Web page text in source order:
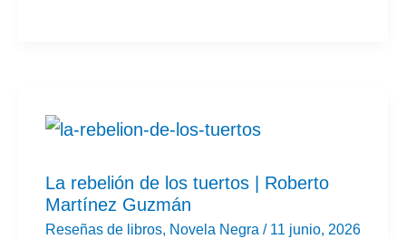
La rebelión de los tuertos | Roberto
Martínez Guzmán
Reseñas de libros, Novela Negra / 11 junio, 2026